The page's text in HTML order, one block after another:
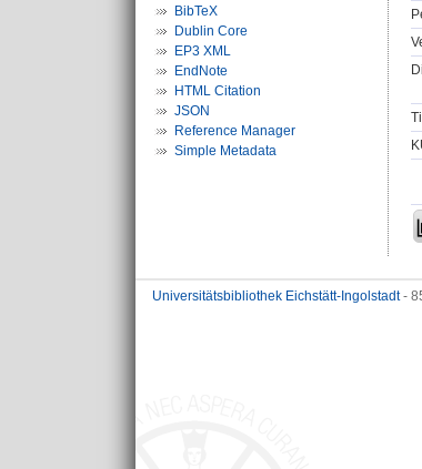
BibTeX
Dublin Core
EP3 XML
EndNote
HTML Citation
JSON
Reference Manager
Simple Metadata
Universitätsbibliothek Eichstätt-Ingolstadt-